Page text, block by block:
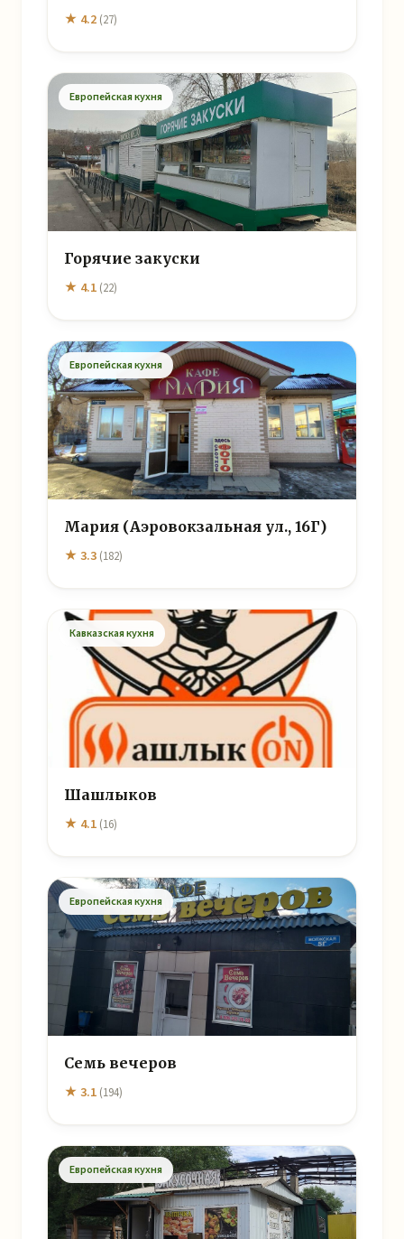
★ 4.2 (27)
Европейская кухня
Горячие закуски
★ 4.1 (22)
Европейская кухня
Мария (Аэровокзальная ул., 16Г)
★ 3.3 (182)
Кавказская кухня
Шашлыков
★ 4.1 (16)
Европейская кухня
Семь вечеров
★ 3.1 (194)
Европейская кухня